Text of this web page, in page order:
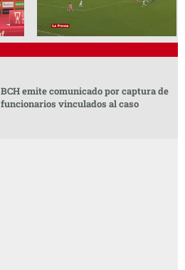
BCH emite comunicado por captura de
funcionarios vinculados al caso